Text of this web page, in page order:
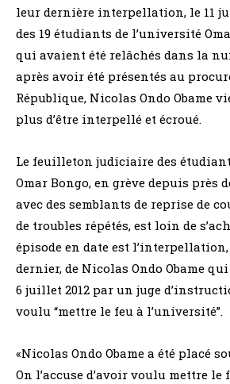
leur dernière interpellation, le 11
des 19 étudiants de l’université
qui avaient été relâchés dans la
après avoir été présentés au
République, Nicolas Ondo Obame
plus d’être interpellé et écroué.
Le feuilleton judiciaire des
Omar Bongo, en grève depuis près
avec des semblants de reprise de
de troubles répétés, est loin de
épisode en date est
dernier, de Nicolas Ondo Obame
6 juillet 2012 par un juge
voulu “mettre le feu à l’université”.
«Nicolas Ondo Obame a été placé
On l’accuse d’avoir voulu mettre le